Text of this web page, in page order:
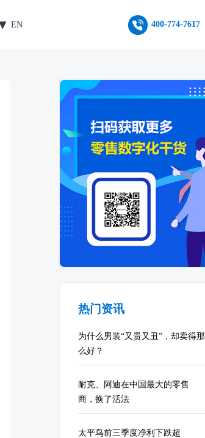
EN 400-774-7617
热门资讯
为什么男装“又贵又丑”，却卖得那
么好？
耐克、阿迪在中国最大的零售
商，换了活法
太平鸟前三季度净利下跌超